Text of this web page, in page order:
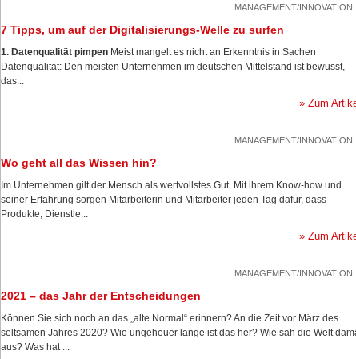
MANAGEMENT/INNOVATION
7 Tipps, um auf der Digitalisierungs-Welle zu surfen
1. Datenqualität pimpen Meist mangelt es nicht an Erkenntnis in Sachen
Datenqualität: Den meisten Unternehmen im deutschen Mittelstand ist bewusst,
das...
» Zum
MANAGEMENT/INNOVATION
Wo geht all das Wissen hin?
Im Unternehmen gilt der Mensch als wertvollstes Gut. Mit ihrem Know-how und
seiner Erfahrung sorgen Mitarbeiterin und Mitarbeiter jeden Tag dafür, dass
Produkte, Dienstle...
» Zum
MANAGEMENT/INNOVATION
2021 – das Jahr der Entscheidungen
Können Sie sich noch an das „alte Normal“ erinnern? An die Zeit vor März des
seltsamen Jahres 2020? Wie ungeheuer lange ist das her? Wie sah die Welt
aus? Was hat ...